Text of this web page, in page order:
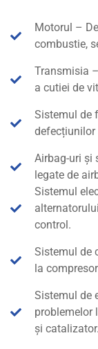
Motorul –
combustie,
Transmisia
a cutiei de
Sistemul de
defecțiunilor
Airbag-uri și
legate de
Sistemul
control.
Sistemul de
la
Sistemul de
problemelor
și catalizator.